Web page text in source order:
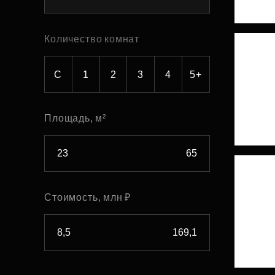
Рефинансирование
Количество комнат
С 1 2 3 4 5+
Площадь, м²
Стоимость, млн ₽